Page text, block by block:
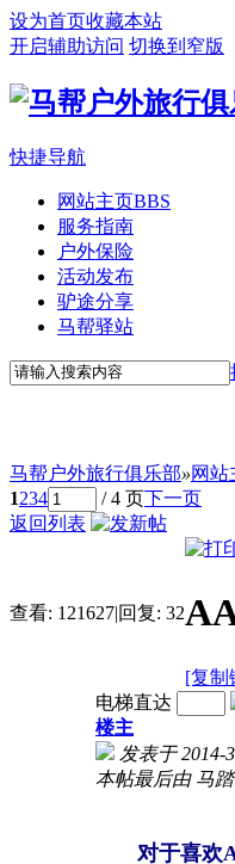
设为首页收藏本站
开启辅助访问 切换到窄版
快捷导航
网站主页BBS
服务指南
户外保险
活动发布
驴途分享
马帮驿站
马帮户外旅行俱乐部»网站
1234 / 4 页下一页
返回列表
查看: 121627|回复: 32
[复制
电梯直达
楼主
发表于 2014-
本帖最后由 马
对于喜欢AA